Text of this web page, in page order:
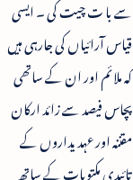
سے با ت چیت کی ۔ ایسی
قیاس آرائیاں کی جارہی ہیں
کہ ملائم اور ان کے ساتھی
پچاس فیصد سے زائد ارکان
مقننہ اور عہدیداروں کے
تائیدی مکتوبات کے ساتھ